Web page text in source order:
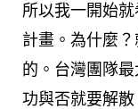
所以我一開始
計畫。為什麼
的。台灣團隊
功與否就要解